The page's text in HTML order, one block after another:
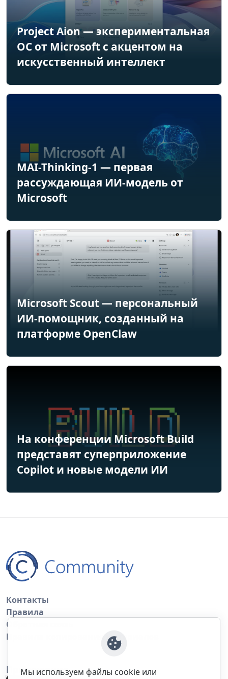
Project Aion — экспериментальная
ОС от Microsoft с акцентом на
искусственный интеллект
MAI-Thinking-1 — первая
рассуждающая ИИ-модель от
Microsoft
Microsoft Scout — персональный
ИИ-помощник, созданный на
платформе OpenClaw
На конференции Microsoft Build
представят суперприложение
Copilot и новые модели ИИ
Контакты
Правила
Обратная связь
Правила копирования материалов
Приложение
Мы используем файлы cookie или